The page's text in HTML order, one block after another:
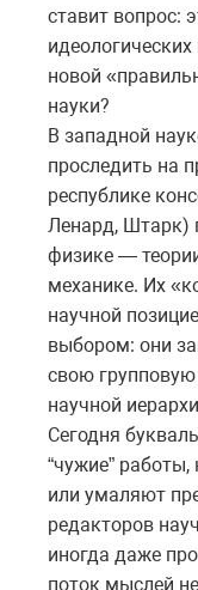
ставит вопрос:
новой
науки?
В западной
проследить на
республике
Ленард, Штарк)
физике —
механике. Их
научной
выбором: они
свою групповую
научной
Сегодня
“чужие”
или умаляют
редакторов
иногда даже
поток мыслей